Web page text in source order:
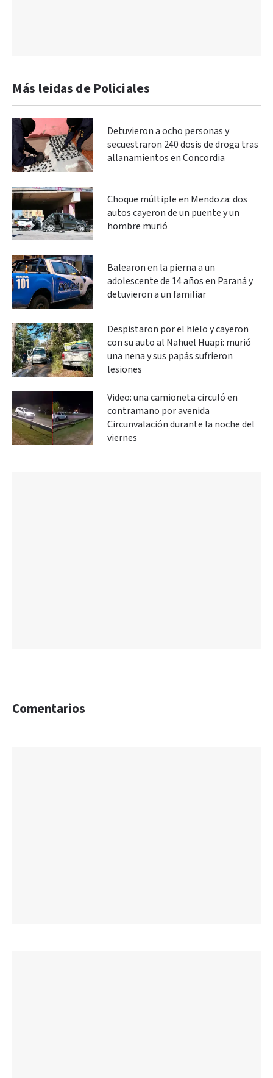
Más leidas de Policiales
Detuvieron a ocho personas y
secuestraron 240 dosis de droga tras
allanamientos en Concordia
Choque múltiple en Mendoza: dos
autos cayeron de un puente y un
hombre murió
Balearon en la pierna a un
adolescente de 14 años en Paraná y
detuvieron a un familiar
Despistaron por el hielo y cayeron
con su auto al Nahuel Huapi: murió
una nena y sus papás sufrieron
lesiones
Video: una camioneta circuló en
contramano por avenida
Circunvalación durante la noche del
viernes
Comentarios